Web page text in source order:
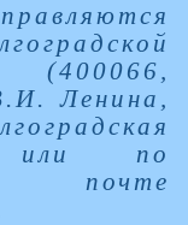
Ленина,
или по
почте